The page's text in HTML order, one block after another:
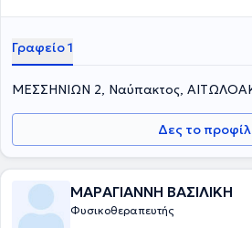
Γραφείο 1
ΜΕΣΣΗΝΙΩΝ 2, Ναύπακτος,
Δες το προφίλ
ΜΑΡΑΓΙΑΝΝΗ ΒΑΣΙΛΙΚΗ
Φυσικοθεραπευτής